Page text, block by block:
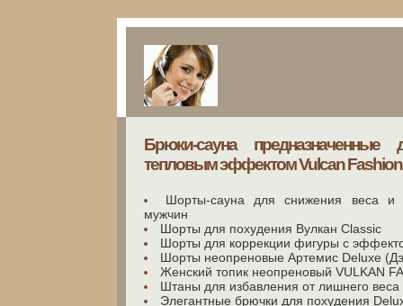
Брюки-сауна
тепловым эффектом Vulcan Fashion
Шорты-сауна для снижения веса и
мужчин
Шорты для похудения Вулкан Classic
Шорты для коррекции фигуры с
Шорты неопреновые Артемис Deluxe
Женский топик неопреновый VULKAN
Штаны для избавления от лишнего
Элегантные брючки для похудения